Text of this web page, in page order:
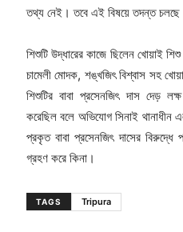
তথ্য নেই। তবে এই বিষয়ে তদন্ত
শিশুটি উদ্ধারের কাজে ছিলেন খোয়াই
চামেলী মোদক, শঙ্খজিৎ বিশ্বাস সহ
শিশুটির বাবা প্রসেনজিৎ দাস দেড়
করেছিল বলে অভিযোগ সিনাই থানাধীন
প্রকৃত বাবা প্রসেনজিৎ দাসের
গ্রহণ করে কিনা।
TAGS Tripura